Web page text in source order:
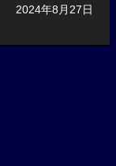
2024年8月27日